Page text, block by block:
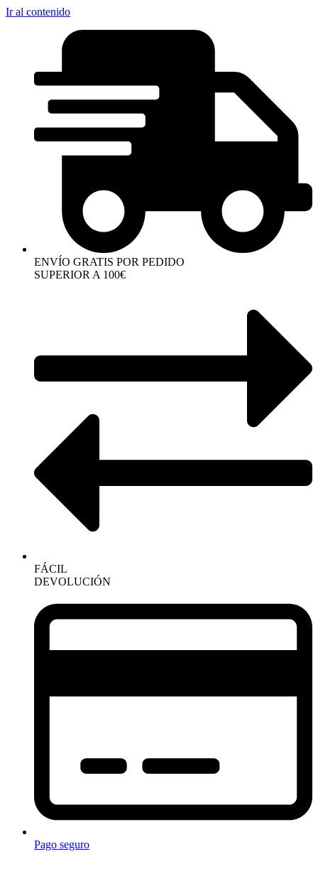
Ir al contenido
ENVÍO GRATIS POR PEDIDO
SUPERIOR A 100€
FÁCIL
DEVOLUCIÓN
Pago seguro